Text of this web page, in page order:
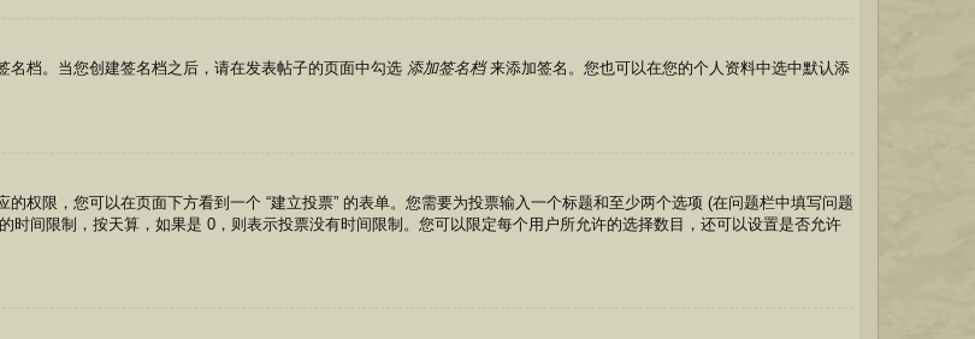
档。当您创建签名档之后，请在发表帖子的页面中勾选 添加签名档来添加签名。您也可以在您的个人资料中选中默认添
权限，您可以在页面下方看到一个 “建立投票” 的表单。您需要为投票输入一个标题和至少两个选项 (在问题栏中填写问题
时间限制，按天算，如果是 0，则表示投票没有时间限制。您可以限定每个用户所允许的选择数目，还可以设置是否允许